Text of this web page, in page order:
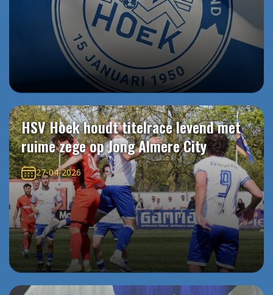
HSV Hoek houdt titelrace levend met
ruime zege op Jong Almere City
27-04-2026